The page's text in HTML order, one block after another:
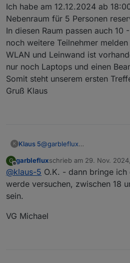
Ich habe am 12.12.2024 ab
Nebenraum für 5 Personen
In diesen Raum passen auch 10
noch weitere Teilnehmer melden
WLAN und Leinwand ist
nur noch Laptops und einen
Somit steht unserem ersten
Gruß Klaus
K Klaus 5@garbleflux
Nebenraum für 5 Personen
In diesen Raum passen
sich noch weitere
Gruß Klaus
G
Offline
garblefluxschrieb am 29. Nov.
zuletzt editiert von
@klaus-5 O.K. - dann bringe ich
werde versuchen, zwischen 18
sein.
VG Michael